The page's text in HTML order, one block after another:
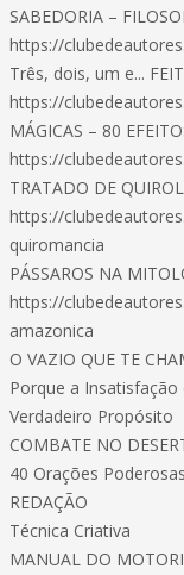
SABEDORIA –
https://
Três, dois, um e...
https://
MÁGICAS – 80
https://
TRATADO DE
https://
quiromancia
PÁSSAROS NA
https://
amazonica
O VAZIO QUE TE
Porque a Insatisfação
Verdadeiro Propósito
COMBATE NO
40 Orações Poderosas
REDAÇÃO
Técnica Criativa
MANUAL DO